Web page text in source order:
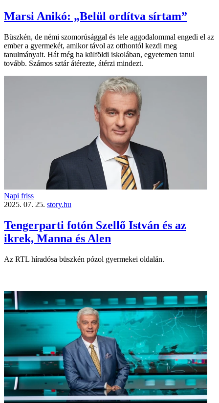
Marsi Anikó: „Belül ordítva sírtam”
Büszkén, de némi szomorúsággal és tele aggodalommal engedi el az
ember a gyermekét, amikor távol az otthontól kezdi meg
tanulmányait. Hát még ha külföldi iskolában, egyetemen tanul
tovább. Számos sztár átérezte, átérzi mindezt.
Napi friss
2025. 07. 25. story.hu
Tengerparti fotón Szellő István és az
ikrek, Manna és Alen
Az RTL híradósa büszkén pózol gyermekei oldalán.